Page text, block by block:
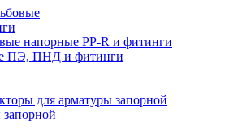
напорные PP-R и фитинги
ПЭ, ПНД и фитинги
для арматуры запорной
запорной